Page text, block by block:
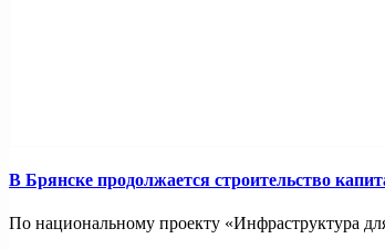
В Брянске продолжается строительство
По национальному проекту «Инфраструктура